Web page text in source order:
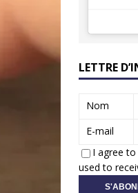
LETTRE
Nom
E-mail
I agree
used to